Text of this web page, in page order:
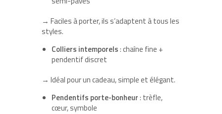
→ Faciles à porter, ils s’adaptent à tous les
styles.
Colliers intemporels: chaîne fine +
pendentif discret
→ Idéal pour un cadeau, simple et élégant.
Pendentifs porte-bonheur: trèfle,
cœur, symbole